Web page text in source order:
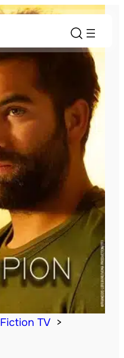
Fiction TV